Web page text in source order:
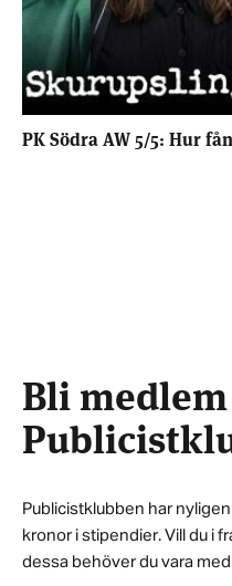
PK Södra AW 5/5: Hur
Bli
Publicistklubben har
kronor i stipendier. Vill du i
dessa behöver du vara